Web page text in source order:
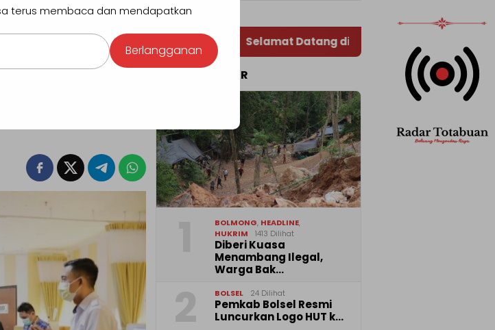
#Sport #GEN-Z
Selamat Datang di Situs Warta RADAR
BERITA POPULER
BOLMONG, HEADLINE,
HUKRIM
1413 Dilihat
Diberi Kuasa
Menambang Ilegal,
Warga Bak…
BOLSEL 24 Dilihat
Pemkab Bolsel Resmi
Luncurkan Logo HUT k…
terus membaca dan mendapatkan
Berlangganan